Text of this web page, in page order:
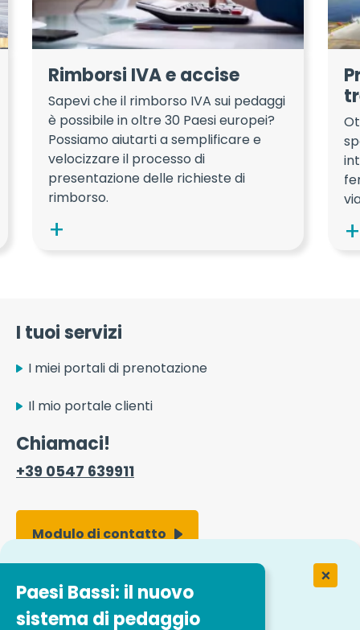
Paesi Bassi: il nuovo
sistema di pedaggio
Rimborsi IVA e accise
Sapevi che il rimborso IVA sui pedaggi
è possibile in oltre 30 Paesi europei?
Possiamo aiutarti a semplificare e
velocizzare il processo di
presentazione delle richieste di
rimborso.
I tuoi servizi
I miei portali di prenotazione
Il mio portale clienti
Chiamaci!
+39 0547 639911
Modulo di contatto
Lavorare in Easytrip Transport
Services